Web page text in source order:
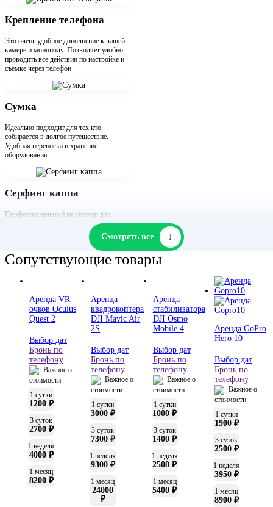
Крепление телефона
Это очень удобное дополнение к вашей
камере и моноподу. Позволяет удобно
проводить все действия по настройке и
съемке через телефон
Сумка
Идеально подходит для тех кто
собирается в долгое путешествие.
Удобная переноска и хранение
оборудования
Серфинг каппа
Профессиональный ак-сессуар для
любителей серфинга. Она обеспечивает
лучший ракурс от первого лица Смотреть все ↓
Сопутствующие товары
Аренда VR-
очков Oculus
Quest 2
Выбор дат
Бронь по
телефону
Важное о
стоимости
1 сутки
1200 ₽
3 суток
2700 ₽
1 неделя
4000 ₽
1 месяц
8200 ₽
Аренда
квадрокоптера
DJI Mavic Air
2S
Выбор дат
Бронь по
телефону
Важное о
стоимости
1 сутки
3000 ₽
3 суток
7300 ₽
1 неделя
9300 ₽
1 месяц
24000
₽
Аренда
стабилизатора
DJI Osmo
Mobile 4
Выбор дат
Бронь по
телефону
Важное о
стоимости
1 сутки
1000 ₽
3 суток
1400 ₽
1 неделя
2500 ₽
1 месяц
5400 ₽
Аренда GoPro
Hero 10
Выбор дат
Бронь по
телефону
Важное о
стоимости
1 сутки
1900 ₽
3 суток
2500 ₽
1 неделя
3950 ₽
1 месяц
8900 ₽